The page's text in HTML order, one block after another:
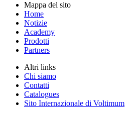
Mappa del sito
Home
Notizie
Academy
Prodotti
Partners
Altri links
Chi siamo
Contatti
Catalogues
Sito Internazionale di Voltimum